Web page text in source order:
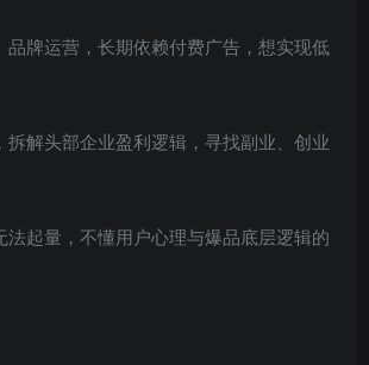
品牌运营，长期依赖付费广告，想实现低
拆解头部企业盈利逻辑，寻找副业、创业
法起量，不懂用户心理与爆品底层逻辑的